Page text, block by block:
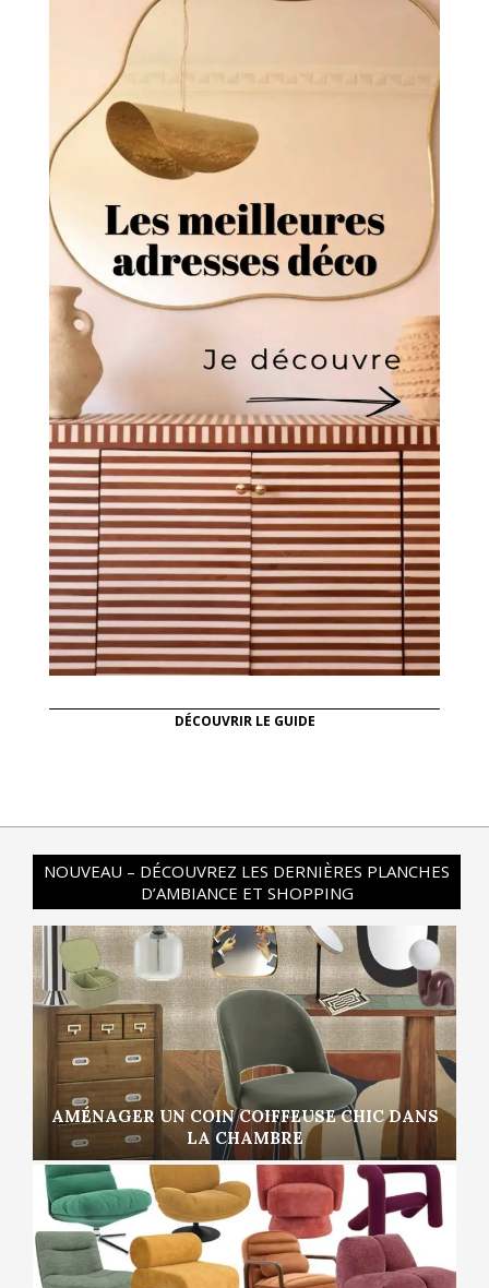
DÉCOUVRIR LE GUIDE
NOUVEAU – DÉCOUVREZ LES DERNIÈRES PLANCHES
D’AMBIANCE ET SHOPPING
AMÉNAGER UN COIN COIFFEUSE CHIC DANS
LA CHAMBRE